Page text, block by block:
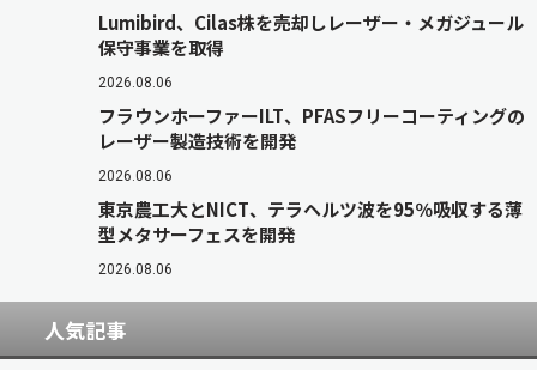
Lumibird、Cilas株を売却しレーザー・メガジュール
保守事業を取得
2026.08.06
フラウンホーファーILT、PFASフリーコーティングの
レーザー製造技術を開発
2026.08.06
東京農工大とNICT、テラヘルツ波を95％吸収する薄
型メタサーフェスを開発
2026.08.06
人気記事